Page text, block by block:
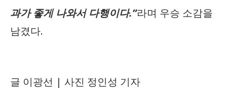
과가 좋게 나와서 다행이다.”라며 우승 소감을
남겼다.
글 이광선 | 사진 정인성 기자